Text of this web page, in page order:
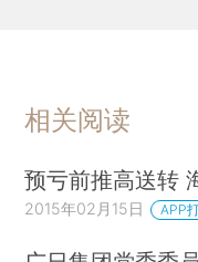
相关阅读
预亏前推高送转
2015年02月15日 APP